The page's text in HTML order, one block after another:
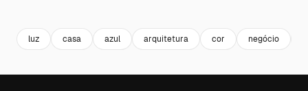
luz casa azul arquitetura cor negócio